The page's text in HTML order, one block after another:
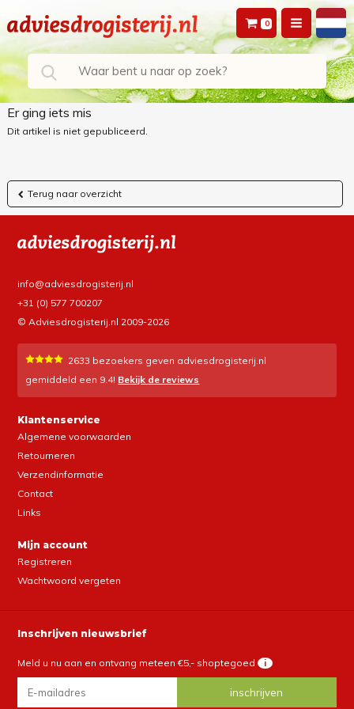
0
Er ging iets mis
Dit artikel is niet gepubliceerd.
Terug naar overzicht
info@adviesdrogisterij.nl
+31 (0) 577 700207
© Adviesdrogisterij.nl 2009-2026
2633 bezoekers geven adviesdrogisterij.nl
gemiddeld een 9.4! Bekijk de reviews
Klantenservice
Algemene voorwaarden
Retourneren
Verzendinformatie
Contact
Links
Mijn account
Registreren
Wachtwoord vergeten
Inschrijven nieuwsbrief
Meld u nu aan en ontvang meteen €5,- shoptegoed i